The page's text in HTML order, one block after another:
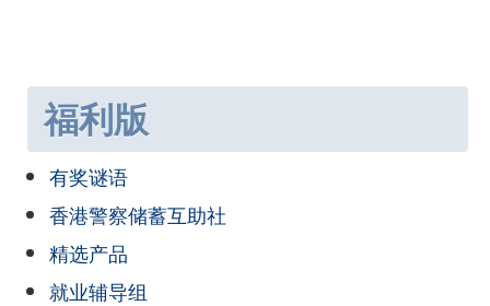
福利版
有奖谜语
香港警察储蓄互助社
精选产品
就业辅导组